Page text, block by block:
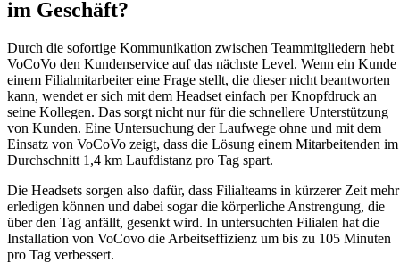
im Geschäft?
Durch die sofortige Kommunikation zwischen Teammitgliedern hebt
VoCoVo den Kundenservice auf das nächste Level. Wenn ein Kunde
einem Filialmitarbeiter eine Frage stellt, die dieser nicht beantworten
kann, wendet er sich mit dem Headset einfach per Knopfdruck an
seine Kollegen. Das sorgt nicht nur für die schnellere Unterstützung
von Kunden. Eine Untersuchung der Laufwege ohne und mit dem
Einsatz von VoCoVo zeigt, dass die Lösung einem Mitarbeitenden im
Durchschnitt 1,4 km Laufdistanz pro Tag spart.
Die Headsets sorgen also dafür, dass Filialteams in kürzerer Zeit mehr
erledigen können und dabei sogar die körperliche Anstrengung, die
über den Tag anfällt, gesenkt wird. In untersuchten Filialen hat die
Installation von VoCovo die Arbeitseffizienz um bis zu 105 Minuten
pro Tag verbessert.